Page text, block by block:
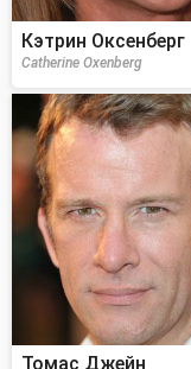
Кэтрин Оксенберг
Catherine Oxenberg
Томас Джейн